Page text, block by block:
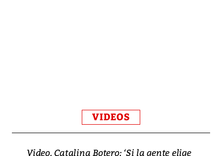
VIDEOS
Video, Catalina Botero: ‘Si la gente elige